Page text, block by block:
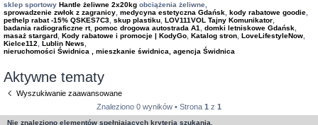
sklep sportowy Hantle żeliwne 2x20kg obciążenia żeliwne,
sprowadzenie zwłok z zagranicy medycyna estetyczna Gdańsk kody rabatowe goodie
pethelp rabat -15% QSKES7C3 skup plastiku LOV111VOL Tajny Komunikator
badania radiograficzne rt, pomoc drogowa autostrada A1 domki letniskowe Gdańsk
masaż stargard Kody rabatowe i promocje | KodyGo Katalog stron LoveLifestyleNow
Kielce112
Lublin News
nieruchomości Świdnica , mieszkanie świdnica, agencja Świdnica
Aktywne tematy
Wyszukiwanie zaawansowane
Znaleziono 0 wyników • Strona 1 z 1
Nie znaleziono elementów spełniających kryteria szukania.